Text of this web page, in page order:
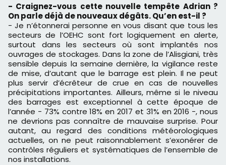
- Craignez-vous cette nouvelle tempête Adrian ?
On parle déjà de nouveaux dégâts. Qu’en est-il ?
- Je n’étonnerai personne en vous disant que tous les
secteurs de l’OEHC sont fort logiquement en alerte,
surtout dans les secteurs où sont implantés nos
ouvrages de stockages. Dans la zone de l’Alisgiani, très
sensible depuis la semaine dernière, la vigilance reste
de mise, d’autant que le barrage est plein. Il ne peut
plus servir d’écrêteur de crue en cas de nouvelles
précipitations importantes. Ailleurs, même si le niveau
des barrages est exceptionnel à cette époque de
l’année - 73% contre 18% en 2017 et 31% en 2016 -, nous
ne devrions pas connaître de mauvaise surprise. Pour
autant, au regard des conditions météorologiques
actuelles, on ne peut raisonnablement s’exonérer de
contrôles réguliers et systématiques de l’ensemble de
nos installations.